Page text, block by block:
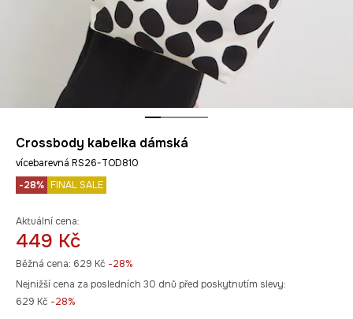
Crossbody kabelka dámská
vícebarevná RS26-TOD810
-28% FINAL SALE
Aktuální cena:
449 Kč
Běžná cena: 629 Kč -28%
Nejnižší cena za posledních 30 dnů před poskytnutím slevy:
629 Kč -28%